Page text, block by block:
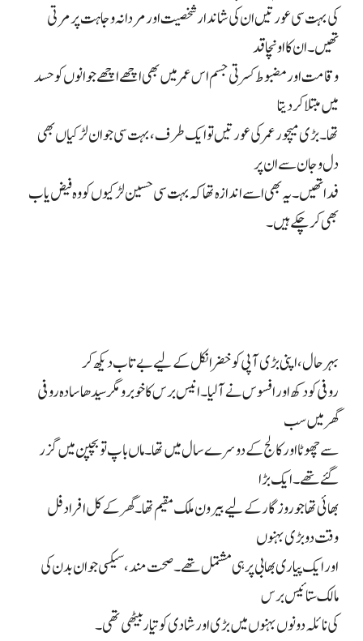
کی بہت سی عورتیں ان کی شاندار شخصیت اور مردانہ وجاہت پر مرتی
تھیں۔ ان کا اونچا قد
و قامت اور مضبوط کسرتی جسم اس عمر میں بھی اچھے اچھے جوانوں کو حسد
میں مبتلا کر دیتا
تھا۔ بڑی میچور عمر کی عورتیں تو ایک طرف، بہت سی جوان لڑکیاں بھی
دل و جان سے ان پر
فدا تھیں۔ یہ بھی اسے اندازہ تھا کہ بہت سی حسین لڑکیوں کو وہ فیض یاب
بھی کر چکے ہیں۔
بہرحال، اپنی بڑی آپی کو خضر انکل کے لیے بے تاب دیکھ کر
روفی کو دکھ اور افسوس نے آ لیا۔ انیس برس کا خوبرو مگر سیدھا سادہ روفی
گھر میں سب
سے چھوٹا اور کالج کے دوسرے سال میں تھا۔ ماں باپ تو بچپن میں گزر
گئے تھے۔ ایک بڑا
بھائی تھا جو روزگار کے لیے بیرون ملک مقیم تھا۔ گھر کے کل افراد فل
وقت دو بڑی بہنوں
اور ایک پیاری بھابی پر ہی مشتمل تھے۔ صحت مند، سیکسی جوان بدن کی
مالک ستائیس برس
کی نائلہ دونوں بہنوں میں بڑی اور شادی کو تیار بیٹھی تھی۔